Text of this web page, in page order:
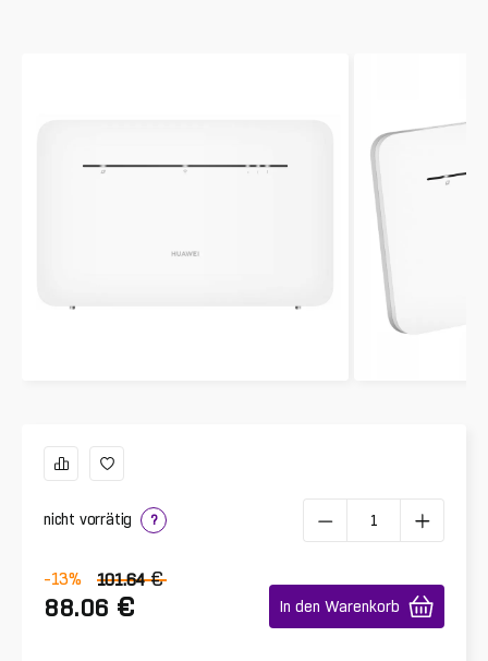
nicht vorrätig ?
-13% 101.64 €
88.06 € In den Warenkorb